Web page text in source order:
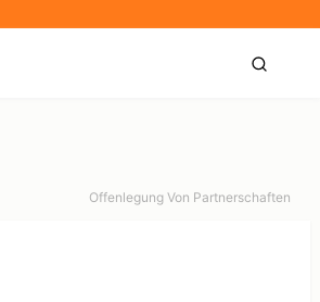
Offenlegung Von Partnerschaften